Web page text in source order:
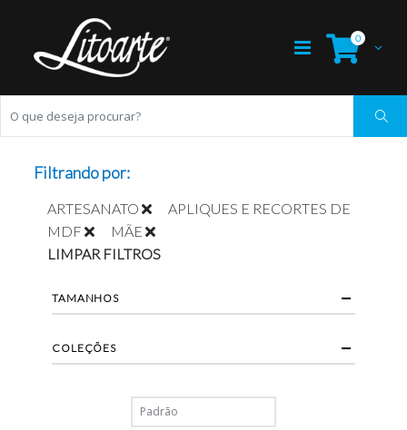
0
Filtrando por:
ARTESANATO
APLIQUES E RECORTES DE
MDF
MÃE
LIMPAR FILTROS
TAMANHOS
COLEÇÕES